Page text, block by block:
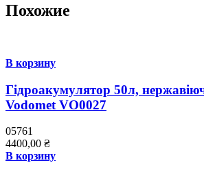
Похожие
В корзину
Гідроакумулятор 50л,
Vodomet VO0027
05761
4400,00 ₴
В корзину